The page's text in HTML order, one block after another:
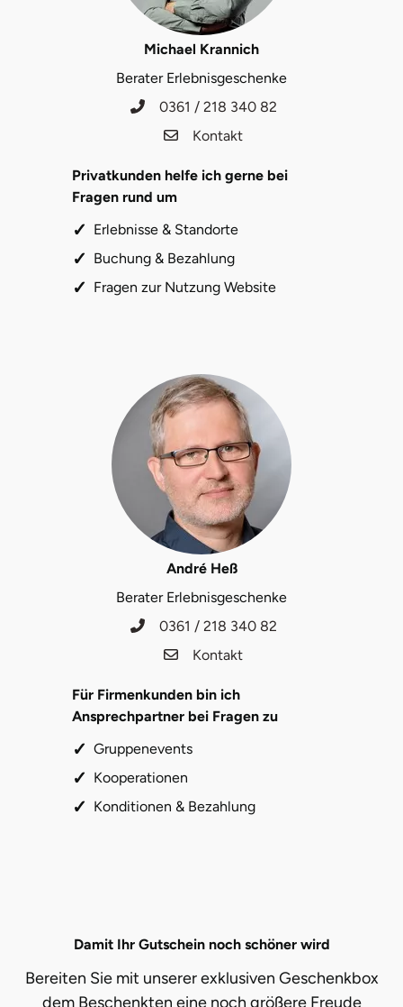
Michael Krannich
Berater Erlebnisgeschenke
0361 / 218 340 82
Kontakt
Privatkunden helfe ich gerne bei
Fragen rund um
Erlebnisse & Standorte
Buchung & Bezahlung
Fragen zur Nutzung Website
André Heß
Berater Erlebnisgeschenke
0361 / 218 340 82
Kontakt
Für Firmenkunden bin ich
Ansprechpartner bei Fragen zu
Gruppenevents
Kooperationen
Konditionen & Bezahlung
Damit Ihr Gutschein noch schöner wird
Bereiten Sie mit unserer exklusiven Geschenkbox
dem Beschenkten eine noch größere Freude
Heidenheim
Herzogenaurach
Herzogtum Lauenburg
Jerichower Land
Kerken